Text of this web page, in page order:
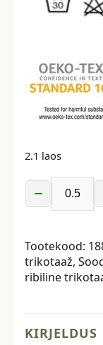
2.1 laos
−
trikotaaž,
kogus
Tootekood:
trikotaaž,
ribiline
KIRJELDUS